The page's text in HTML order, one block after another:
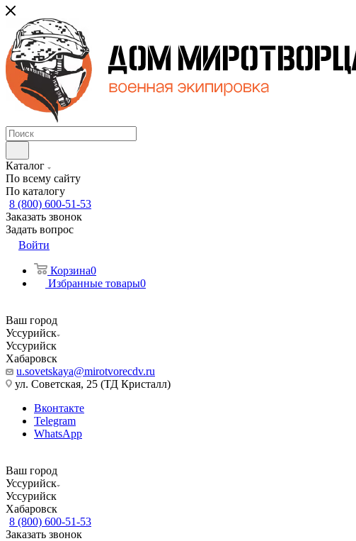
Каталог
По всему сайту
По каталогу
8 (800) 600-51-53
Заказать звонок
Задать вопрос
Войти
Корзина0
Избранные товары0
Ваш город
Уссурийск
Уссурийск
Хабаровск
u.sovetskaya@mirotvorecdv.ru
ул. Советская, 25 (ТД Кристалл)
Вконтакте
Telegram
WhatsApp
Ваш город
Уссурийск
Уссурийск
Хабаровск
8 (800) 600-51-53
Заказать звонок